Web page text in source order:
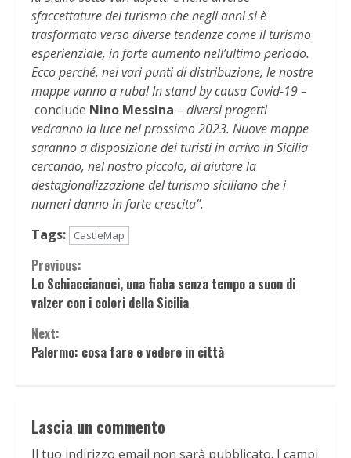
sfaccettature del turismo che negli anni si è
trasformato verso diverse tendenze come il turismo
esperienziale, in forte aumento nell’ultimo periodo.
Ecco perché, nei vari punti di distribuzione, le nostre
mappe vanno a ruba! In stand by causa Covid-19 –
conclude Nino Messina – diversi progetti
vedranno la luce nel prossimo 2023. Nuove mappe
saranno a disposizione dei turisti in arrivo in Sicilia
cercando, nel nostro piccolo, di aiutare la
destagionalizzazione del turismo siciliano che i
numeri danno in forte crescita”.
Tags:
CastleMap
Continue
Reading
Previous:
Lo Schiaccianoci, una fiaba senza tempo a suon di
valzer con i colori della Sicilia
Next:
Palermo: cosa fare e vedere in città
Lascia un commento
Il tuo indirizzo email non sarà pubblicato. I campi